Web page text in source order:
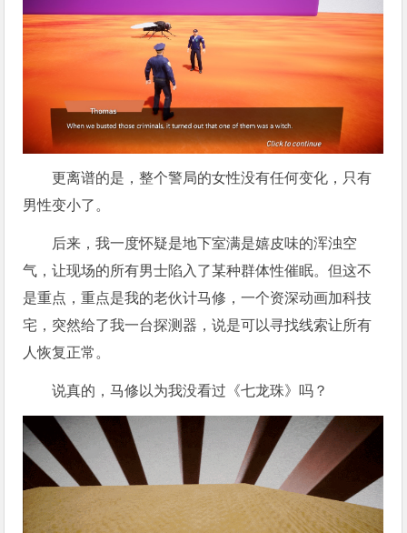
更离谱的是，整个警局的女性没有任何变化，只有
男性变小了。
后来，我一度怀疑是地下室满是嬉皮味的浑浊空
气，让现场的所有男士陷入了某种群体性催眠。但这不
是重点，重点是我的老伙计马修，一个资深动画加科技
宅，突然给了我一台探测器，说是可以寻找线索让所有
人恢复正常。
说真的，马修以为我没看过《七龙珠》吗？